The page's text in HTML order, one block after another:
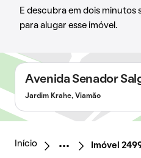
E descubra em dois
para alugar esse imóvel.
Avenida Senador
Jardim Krahe, Viamão
Início Imóvel